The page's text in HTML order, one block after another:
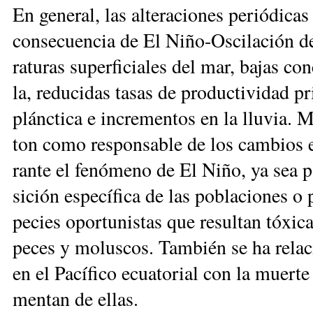
En ge­ne­ral, las al­te­ra­cio­nes
con­se­cuen­cia de El Ni­ño-Os­ci­la­ción
ra­tu­ras su­per­fi­cia­les del mar, ba­jas
la, re­du­ci­das ta­sas de pro­duc­ti­vi­dad
plánc­ti­ca e in­cre­men­tos en la llu­via.
ton co­mo res­pon­sa­ble de los
ran­te el fe­nó­me­no de El Ni­ño, ya
si­ción es­pe­cí­fi­ca de las po­bla­cio­nes
pe­cies opor­tu­nis­tas que re­sul­tan
pe­ces y mo­lus­cos. Tam­bién se ha
en el Pa­cí­fi­co ecua­to­rial con la
men­tan de ellas.